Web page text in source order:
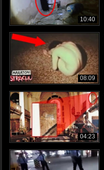
10:40
08:09
04:23